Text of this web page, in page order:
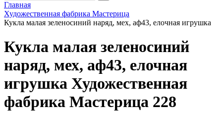
Главная
Художественная фабрика Мастерица
Кукла малая зеленосиний наряд, мех, аф43, елочная игрушка
Кукла малая зеленосиний
наряд, мех, аф43, елочная
игрушка Художественная
фабрика Мастерица 228